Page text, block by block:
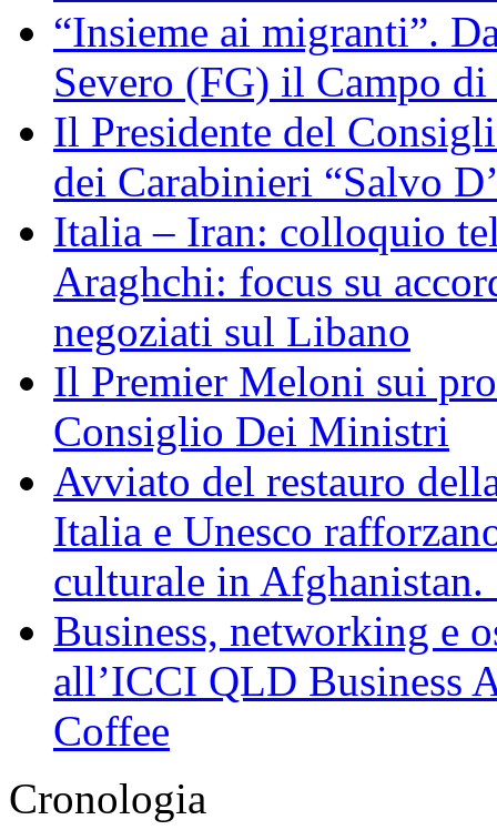
“Insieme ai migranti”.
Severo (FG) il Campo
Il Presidente del
dei Carabinieri “Salvo
Italia – Iran: colloquio
Araghchi: focus su
negoziati sul Libano
Il Premier Meloni sui
Consiglio Dei Ministri
Avviato del restauro
Italia e Unesco
culturale in
Business, networking e
all’ICCI QLD Business
Coffee
Cronologia